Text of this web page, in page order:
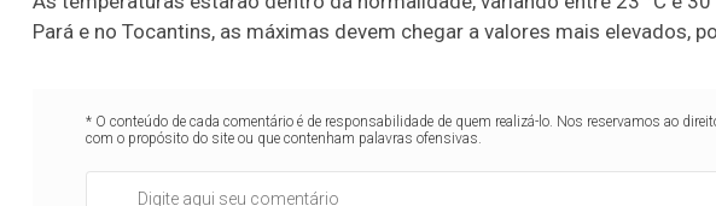
Pará e no Tocantins, as máximas devem chegar a valores mais elevados,
* O conteúdo de cada comentário é de responsabilidade de quem realizá-lo. Nos reservamos ao
com o propósito do site ou que contenham palavras ofensivas.